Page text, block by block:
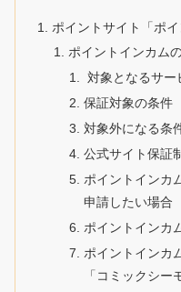
ポイントサイト「ポ
ポイントインカム
対象となるサー
保証対象の条件
対象外になる条
公式サイト保証
ポイントインカ
申請したい場合
ポイントインカ
ポイントインカ
「コミックシー